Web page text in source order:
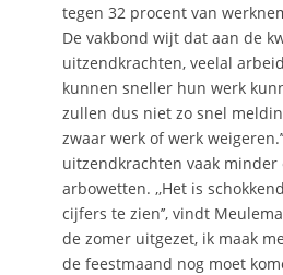
tegen 32 procent van
De vakbond wijt dat aan de
uitzendkrachten, veelal
kunnen sneller hun werk
zullen dus niet zo snel
zwaar werk of werk
uitzendkrachten vaak minder
arbowetten. ,,Het is
cijfers te zien’’, vindt
de zomer uitgezet, ik maak
de feestmaand nog moet